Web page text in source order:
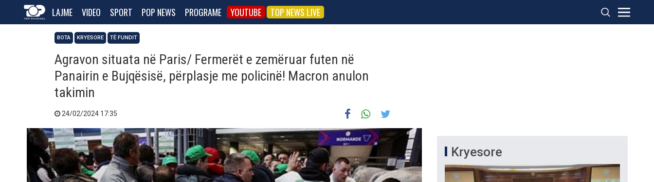
LAJME VIDEO SPORT POP NEWS PROGRAME YOUTUBE TOP NEWS LIVE
BOTA KRYESORE TË FUNDIT
Agravon situata në Paris/ Fermerët e zemëruar futen në
Panairin e Bujqësisë, përplasje me policinë! Macron anulon
takimin
24/02/2024 17:35
Kryesore